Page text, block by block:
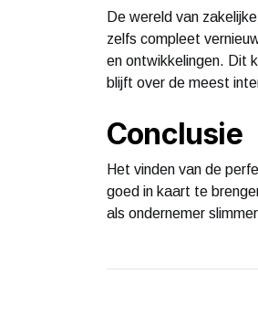
De wereld van
zelfs compleet
en ontwikkelingen. Dit
blijft over de meest
Conclusie
Het vinden van de
goed in kaart te
als ondernemer